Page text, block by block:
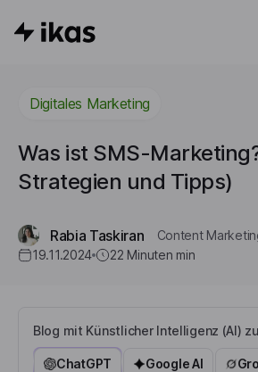
Digitales Marketing
Was ist SMS-
Strategien und Tipps)
Rabia Taskiran
Content
19.11.2024
22 Minuten min
Blog mit Künstlicher Intelligenz (AI)
ChatGPT Google AI